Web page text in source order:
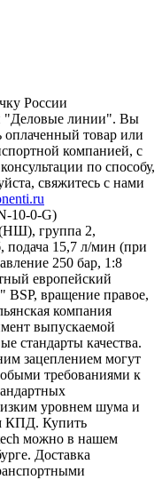
России
"Деловые линии". Вы
оплаченный товар или
компанией, с
по способу,
свяжитесь с нами
10-0-G)
(НШ), группа 2,
подача 15,7 л/мин (при
250 бар, 1:8
европейский
вращение правое,
компания
выпускаемой
стандарты качества.
зацеплением могут
требованиями к
уровнем шума и
КПД. Купить
можно в нашем
Доставка